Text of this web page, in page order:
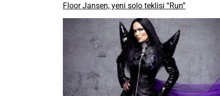
Floor Jansen, yeni solo teklisi “Run”